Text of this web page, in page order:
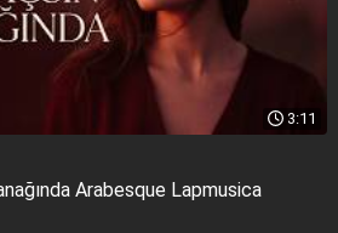
3:11
Arabesque Lapmusica